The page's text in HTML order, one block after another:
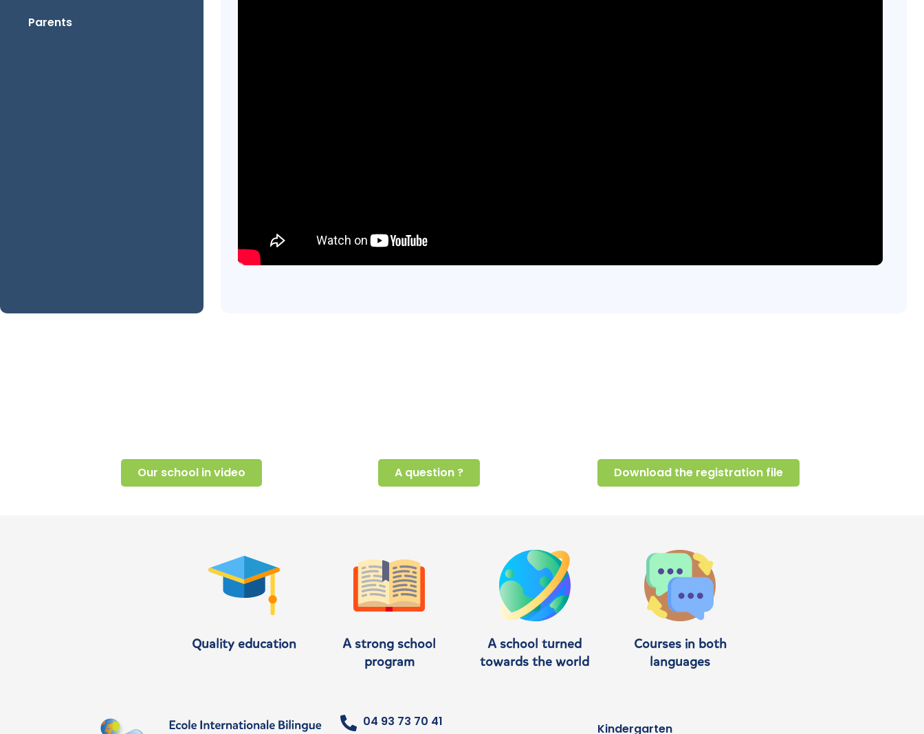
Parents
Our school in video A question ? Download the registration file
Quality education
A strong school
program
A school turned
towards the world
Courses in both
languages
04 93 73 70 41 Kindergarten